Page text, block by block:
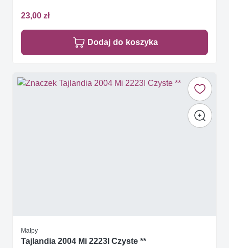
23,00 zł
Dodaj do koszyka
Małpy
Tajlandia 2004 Mi 2223I Czyste **